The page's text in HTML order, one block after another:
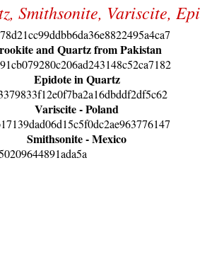
Smithsonite, Variscite,
and Quartz from Pakistan
Epidote in Quartz
Variscite - Poland
Smithsonite - Mexico